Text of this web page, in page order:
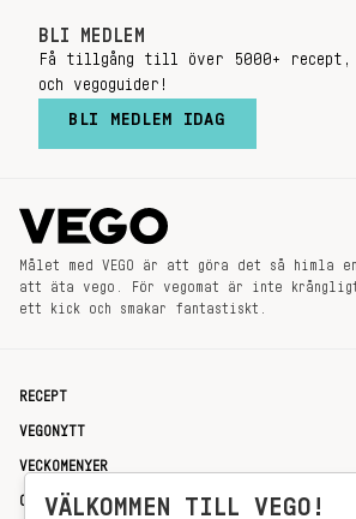
BLI MEDLEM
Få tillgång till över 5000+
och vegoguider!
BLI MEDLEM IDAG
Målet med VEGO är att göra det så himla
att äta vego. För vegomat är inte
ett kick och smakar fantastiskt.
RECEPT
VEGONYTT
VECKOMENYER
OM OSSVÄLKOMMEN TILL VEGO!